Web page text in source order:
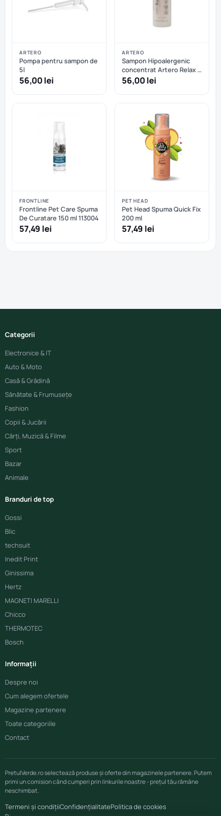
ARTERO
Pompa pentru sampon de
5l
56,00 lei
ARTERO
Sampon Hipoalergenic
concentrat Artero Relax -
100 ml
56,00 lei
FRONTLINE
Frontline Pet Care Spuma
De Curatare 150 ml 113004
57,49 lei
PET HEAD
Pet Head Spuma Quick Fix
200 ml
57,49 lei
Categorii
Electronice & IT
Auto & Moto
Casă & Grădină
Sănătate & Frumusețe
Fashion
Copii & Jucării
Cărți, Muzică & Filme
Sport
Bazar
Animale
Branduri de top
Gossi
Blic
techsuit
Inedit Print
Ginissima
Hertz
MAGNETI MARELLI
Chicco
THERMOTEC
Bosch
Informații
Despre noi
Cum alegem ofertele
Magazine partenere
Toate categoriile
Contact
PretulVerde.ro selectează produse și oferte din magazinele partenere. Putem
primi un comision când cumperi prin linkurile noastre - prețul tău rămâne
neschimbat.
Termeni și condițiiConfidențialitatePolitica de cookies